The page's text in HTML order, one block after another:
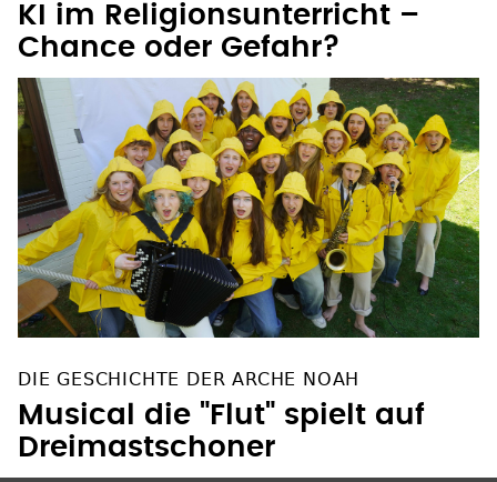
KI im Religionsunterricht –
Chance oder Gefahr?
DIE GESCHICHTE DER ARCHE NOAH
Musical die "Flut" spielt auf
Dreimastschoner